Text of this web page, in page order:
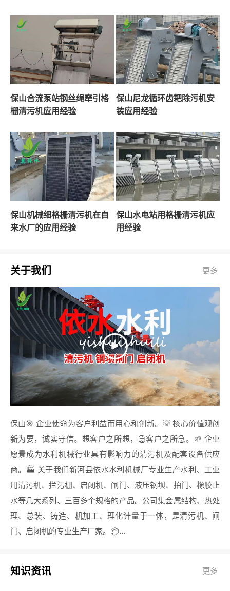
保山合流泵站钢丝绳牵引格
栅清污机应用经验
保山尼龙循环齿耙除污机安
装应用经验
保山机械细格栅清污机在自
来水厂的应用经验
保山水电站用格栅清污机应
用经验
关于我们 更多
保山🎯 企业使命为客户利益而用心和创新。💡 核心价值观创
新为要，诚实守信。想客户之所想，急客户之所急。🌱 企业
愿景成为水利机械行业具有影响力的清污机及配套设备供应
商。🏭 关于我们新河县依水水利机械厂专业生产水利、工业
用清污机、拦污栅、启闭机、闸门、液压钢坝、拍门、橡胶止
水等几大系列、三百多个规格的产品。公司集金属结构、热处
理、总装、铸造、机加工、理化计量于一体，是清污机、闸
门、启闭机的专业生产厂家。📦...
知识资讯 更多